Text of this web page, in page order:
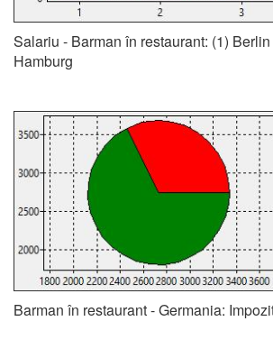
Salariu - Barman în restaurant: (1)
Hamburg
Barman în restaurant - Germania: